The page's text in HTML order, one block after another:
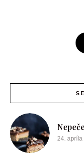
24. apríla